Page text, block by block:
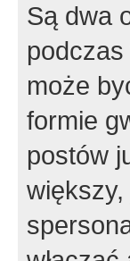
Są dwa
może
formie
postów